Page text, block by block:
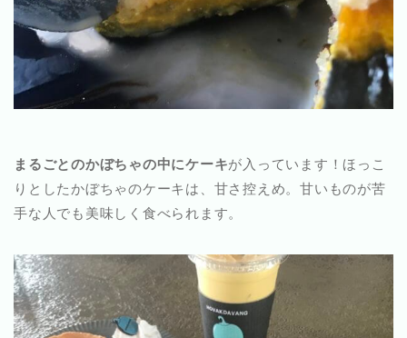
まるごとのかぼちゃの中にケーキが入っています！ほっこ
りとしたかぼちゃのケーキは、甘さ控えめ。甘いものが苦
手な人でも美味しく食べられます。